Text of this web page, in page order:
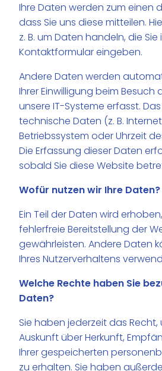
Ihre Daten werden zum einen
dass Sie uns diese mitteilen.
z. B. um Daten handeln, die Sie
Kontaktformular eingeben.
Andere Daten werden
Ihrer Einwilligung beim Besuch
unsere IT-Systeme erfasst.
technische Daten (z. B.
Betriebssystem oder Uhrzeit
Die Erfassung dieser Daten
sobald Sie diese Website
Wofür nutzen wir Ihre Daten?
Ein Teil der Daten wird
fehlerfreie Bereitstellung der
gewährleisten. Andere Daten
Ihres Nutzerverhaltens
Welche Rechte haben Sie
Daten?
Sie haben jederzeit das
Auskunft über Herkunft,
Ihrer gespeicherten
zu erhalten. Sie haben